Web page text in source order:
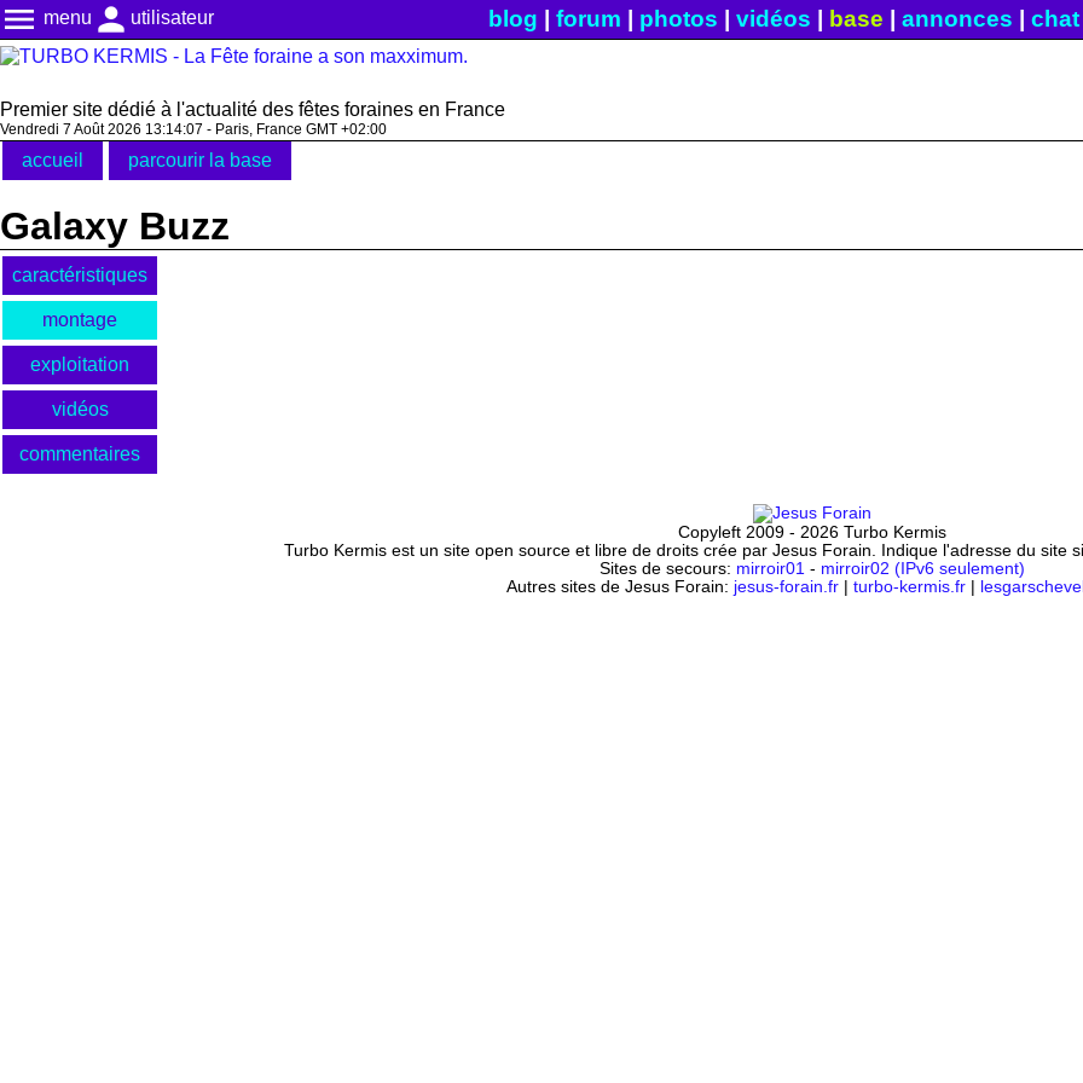
menu menu person utilisateur blog forum photos vidéos base annonces chat|
Premier site dédié à l'actualité des fêtes foraines en France
Vendredi 7 Août 2026 13:14:07 - Paris, France GMT +02:00
accueil parcourir la base
Galaxy Buzz
caractéristiques
montage
exploitation
vidéos
commentaires
Copyleft 2009 - 2026 Turbo Kermis
Turbo Kermis est un site open source et libre de droits crée par Jesus Forain. Indique l'adresse du site
Sites de secours: mirroir01 - mirroir02 (IPv6 seulement)
Autres sites de Jesus Forain: jesus-forain.fr| turbo-kermis.fr|